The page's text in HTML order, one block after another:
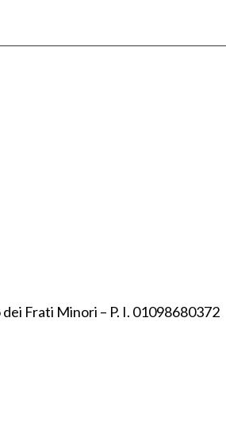
Frati Minori – P. I. 01098680372